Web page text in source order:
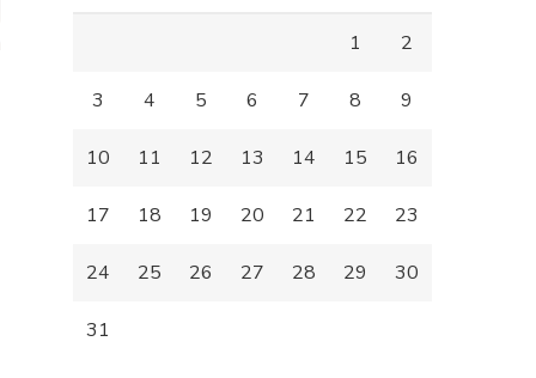
1 2
3 4 5 6 7 8 9
10 11 12 13 14 15 16
17 18 19 20 21 22 23
24 25 26 27 28 29 30
31